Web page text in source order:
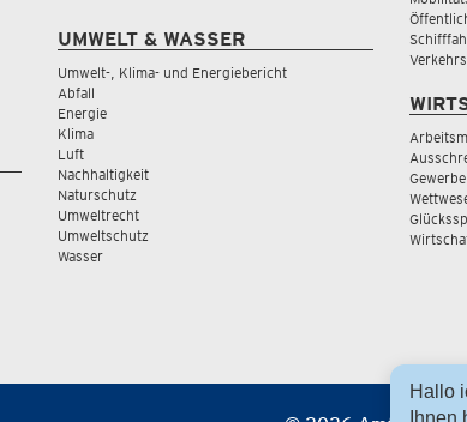
UMWELT & WASSER
Umwelt-, Klima- und Energiebericht
Abfall
Energie
Klima
Luft
Nachhaltigkeit
Naturschutz
Umweltrecht
Umweltschutz
Wasser
Gewerbe
Hallo
Ihnen